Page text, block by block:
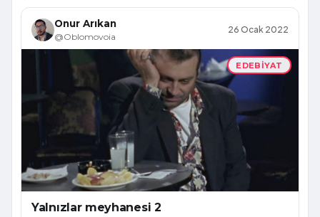
Onur Arıkan
@Oblomovoia
26 Ocak 2022
EDEBIYAT
Yalnızlar meyhanesi 2